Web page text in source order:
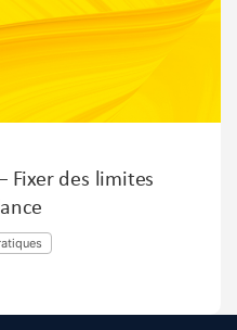
Fixer des limites